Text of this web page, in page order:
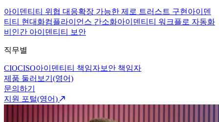
아이덴티티 위협 대응확장 가능한 제로 트러스트 구현 아이덴
티티 현대화컴플라이언스 간소화아이덴티티 워크플로 자동화
비인간 아이덴티티 보안
직무별
CIOCISO아이덴티티 책임자보안 책임자
제품 둘러보기(영어)
문의하기
지원 포털(영어)